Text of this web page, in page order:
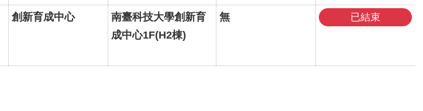
創新育成中心
南臺科技大學創新育
成中心1F(H2棟)
無 已結束